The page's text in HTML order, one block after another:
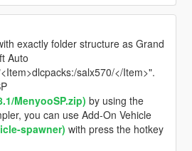
exactly folder structure as Grand
Auto
salx570/</Item>".
MenyooSP.zip) by using the
you can use Add-On Vehicle
spawner) with press the hotkey